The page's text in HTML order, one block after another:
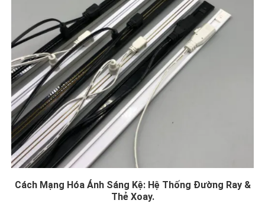
Cách Mạng Hóa Ánh Sáng Kệ: Hệ Thống Đường Ray &
Thẻ Xoay.